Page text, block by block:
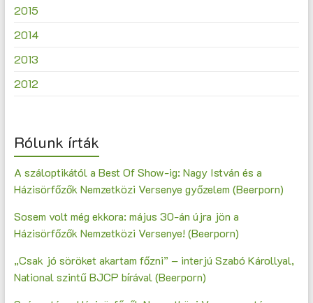
2015
2014
2013
2012
Rólunk írták
A száloptikától a Best Of Show-ig: Nagy István és a
Házisörfőzők Nemzetközi Versenye győzelem (Beerporn)
Sosem volt még ekkora: május 30-án újra jön a
Házisörfőzők Nemzetközi Versenye! (Beerporn)
„Csak jó söröket akartam főzni” – interjú Szabó Károllyal,
National szintű BJCP bírával (Beerporn)